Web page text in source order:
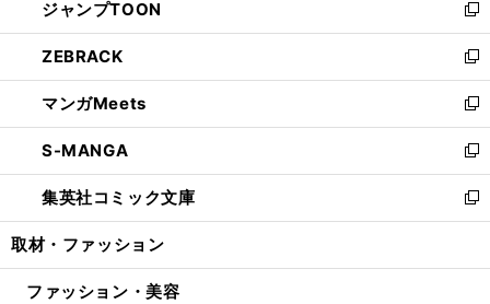
く
で
開
く
ド
ウ
で
開
く
ィ
ン
ド
ウ
で
開
く
い
ウ
ィ
ン
ド
ウ
で
開
く
ジャンプTOON
新
し
い
ウ
ィ
ン
ド
ウ
で
開
ZEBRACK
新
し
い
ウ
ィ
ン
ド
ウ
開
マンガMeets
新
し
い
ウ
ィ
ン
ウ
S-MANGA
新
し
い
ウ
ン
集英社コミック文庫
新
し
ウ
取材・ファッション
ファッション・美容